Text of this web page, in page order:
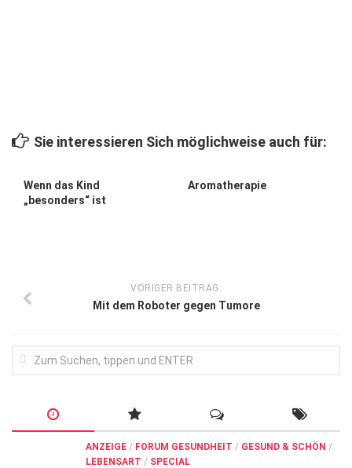
Forum Gesundheit
Kampf gegen Krebs
Lebensart
Sie interessieren Sich möglichweise auch für:
Wenn das Kind
„besonders“ ist
Aromatherapie
VORIGER BEITRAG:
Mit dem Roboter gegen Tumore
ANZEIGE / FORUM GESUNDHEIT / GESUND & SCHÖN /
LEBENSART / SPECIAL